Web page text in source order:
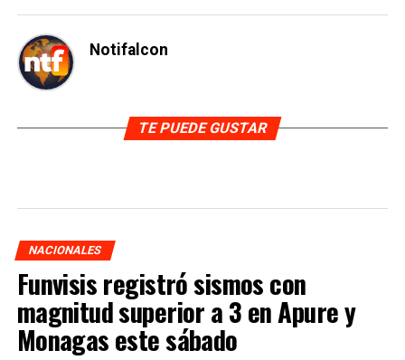
Notifalcon
TE PUEDE GUSTAR
NACIONALES
Funvisis registró sismos con
magnitud superior a 3 en Apure y
Monagas este sábado